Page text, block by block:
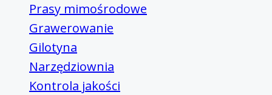
Prasy mimośrodowe
Grawerowanie
Gilotyna
Narzędziownia
Kontrola jakości